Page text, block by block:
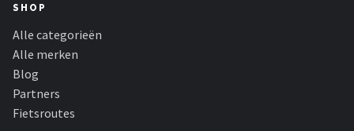
SHOP
Alle categorieën
Alle merken
Blog
Partners
Fietsroutes